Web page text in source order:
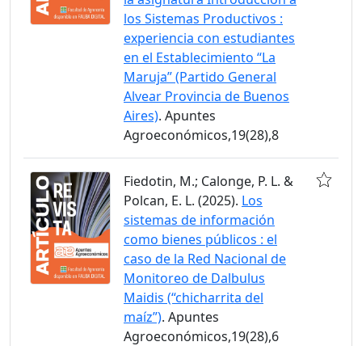
los Sistemas Productivos :
experiencia con estudiantes
en el Establecimiento “La
Maruja” (Partido General
Alvear Provincia de Buenos
Aires). Apuntes
Agroeconómicos,19(28),8
Fiedotin, M.; Calonge, P. L. &
Polcan, E. L. (2025). Los
sistemas de información
como bienes públicos : el
caso de la Red Nacional de
Monitoreo de Dalbulus
Maidis (“chicharrita del
maíz”). Apuntes
Agroeconómicos,19(28),6